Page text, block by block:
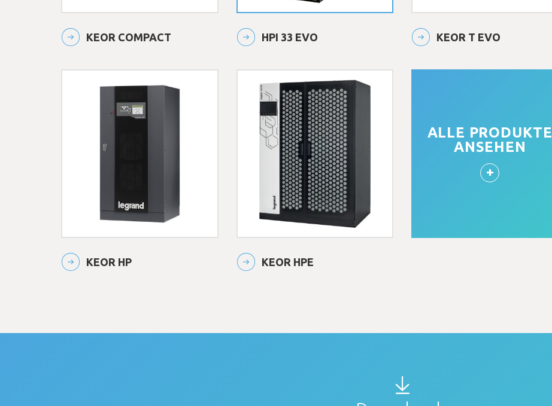
KEOR COMPACT HPI 33 EVO KEOR T EVO
KEOR HP KEOR HPE
ALLE PRODUKTE
ANSEHEN